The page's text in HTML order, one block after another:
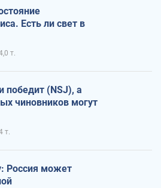
Есть ли свет в
т.
победит (NSJ), а
чиновников могут
т.
Россия может